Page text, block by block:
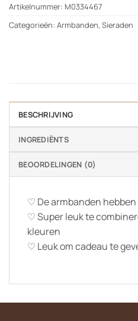
Artikelnummer: M0334467
Categorieën: Armbanden, Sieraden
BESCHRIJVING
INGREDIËNTS
BEOORDELINGEN (0)
♡ De armbanden
♡ Super leuk te
kleuren
♡ Leuk om cadeau te